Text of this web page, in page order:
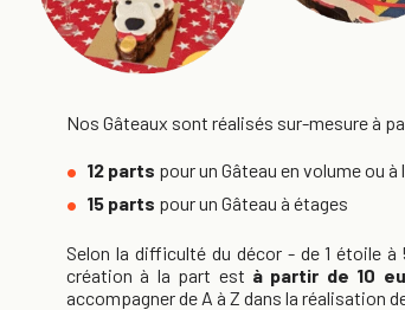
Nos Gâteaux sont réalisés sur-mesure à
12 parts pour un Gâteau en volume ou à
15 parts pour un Gâteau à étages
Selon la difficulté du décor - de 1 étoile
création à la part est à partir de 10
accompagner de A à Z dans la réalisation